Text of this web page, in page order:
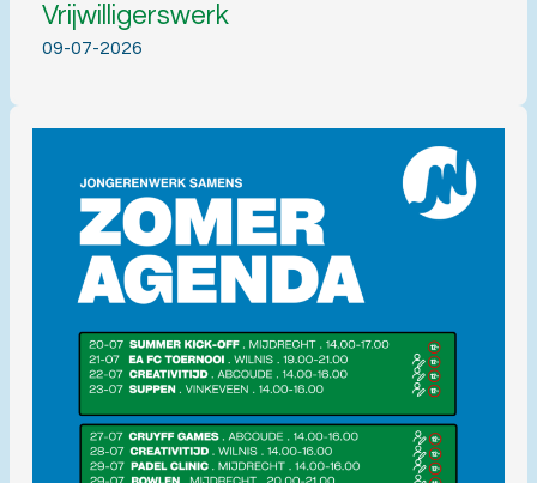
Vrijwilligerswerk
09-07-2026